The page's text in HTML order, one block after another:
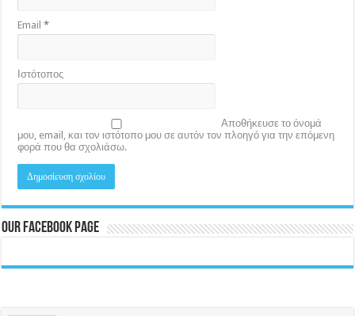
Email*
Ιστότοπος
Αποθήκευσε το όνομά
μου, email, και τον ιστότοπο μου σε αυτόν τον πλοηγό για την επόμενη
φορά που θα σχολιάσω.
Our Facebook Page